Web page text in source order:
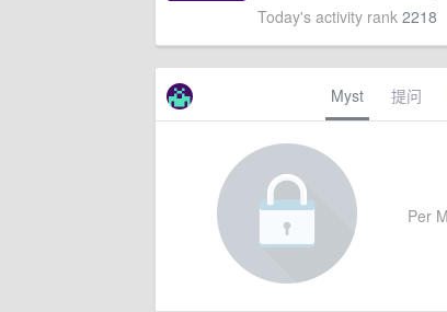
Today's activity rank 2218
Myst 提问
Per